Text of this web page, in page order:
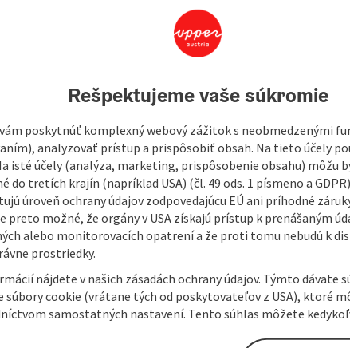
Rešpektujeme vaše súkromie
poskytnúť komplexný webový zážitok s neobmedzenými
analyzovať prístup a prispôsobiť obsah. Na tieto účely
isté účely (analýza, marketing, prispôsobenie obsahu) môžu
do tretích krajín (napríklad USA) (čl. 49 ods. 1 písmeno a
úroveň ochrany údajov zodpovedajúcu EÚ ani príhodné
preto možné, že orgány v USA získajú prístup k prenášaným
alebo monitorovacích opatrení a že proti tomu nebudú k
prostriedky.
nájdete v našich zásadách ochrany údajov. Týmto dávate
súbory cookie (vrátane tých od poskytovateľov z USA), ktoré
samostatných nastavení. Tento súhlas môžete